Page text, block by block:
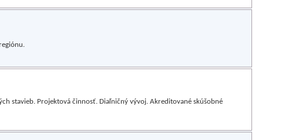
stavieb. Projektová činnosť. Diaľničný vývoj. Akreditované skúšobné